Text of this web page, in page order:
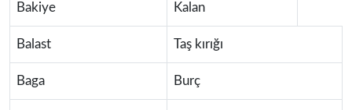
Bakiye Kalan
Balast Taş kırığı
Baga Burç